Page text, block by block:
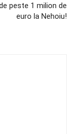
peste 1 milion de
euro la Nehoiu!